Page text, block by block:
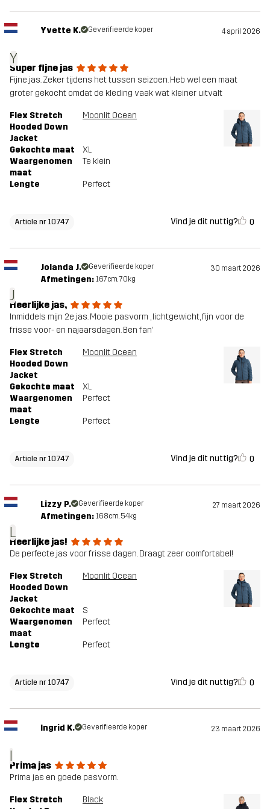
Y
Yvette K. Geverifieerde koper 4 april 2026
Super fijne jas
Fijne jas. Zeker tijdens het tussen seizoen. Heb wel een maat
groter gekocht omdat de kleding vaak wat kleiner uitvalt
Flex Stretch
Hooded Down
Jacket
Moonlit Ocean
Gekochte maat
XL
Waargenomen
maat
Te klein
Lengte Perfect
Article nr 10747 Vind je dit nuttig? 0
J
Jolanda J. Geverifieerde koper 30 maart 2026
Afmetingen: 167cm, 70kg
Heerlijke jas,
Inmiddels mijn 2e jas. Mooie pasvorm , lichtgewicht, fijn voor de
frisse voor- en najaarsdagen. Ben fan’
Flex Stretch
Hooded Down
Jacket
Moonlit Ocean
Gekochte maat
XL
Waargenomen
maat
Perfect
Lengte Perfect
Article nr 10747 Vind je dit nuttig? 0
L
Lizzy P. Geverifieerde koper 27 maart 2026
Afmetingen: 168cm, 54kg
Heerlijke jas!
De perfecte jas voor frisse dagen. Draagt zeer comfortabel!
Flex Stretch
Hooded Down
Jacket
Moonlit Ocean
Gekochte maat
S
Waargenomen
maat
Perfect
Lengte Perfect
Article nr 10747 Vind je dit nuttig? 0
I
Ingrid K. Geverifieerde koper 23 maart 2026
Prima jas
Prima jas en goede pasvorm.
Flex Stretch
Black